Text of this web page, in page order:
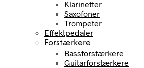
Klarinetter
Saxofoner
Trompeter
Effektpedaler
Forstærkere
Bassforstærkere
Guitarforstærkere